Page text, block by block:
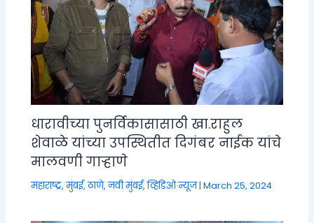
धारावीच्या पुनर्विकासासाठी खा.राहुल
शेवाळे यांच्या उपस्थितीत दिगंबर नाईक यांचे
मालवणी गाऱ्हाणे
महाराष्ट्र,मुंबई, ठाणे, नवी मुंबई,व्हिडिओ न्यूज|March 25, 2024